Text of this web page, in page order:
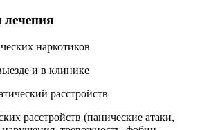
лечения
наркотиков
и в клинике
расстройств
расстройств (панические атаки,